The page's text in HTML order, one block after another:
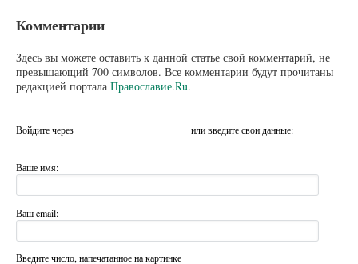
Комментарии
Здесь вы можете оставить к данной статье свой комментарий, не
превышающий 700 символов. Все комментарии будут прочитаны
редакцией портала Православие.Ru.
Войдите через или введите свои данные:
Ваше имя:
Ваш email:
Введите число, напечатанное на картинке